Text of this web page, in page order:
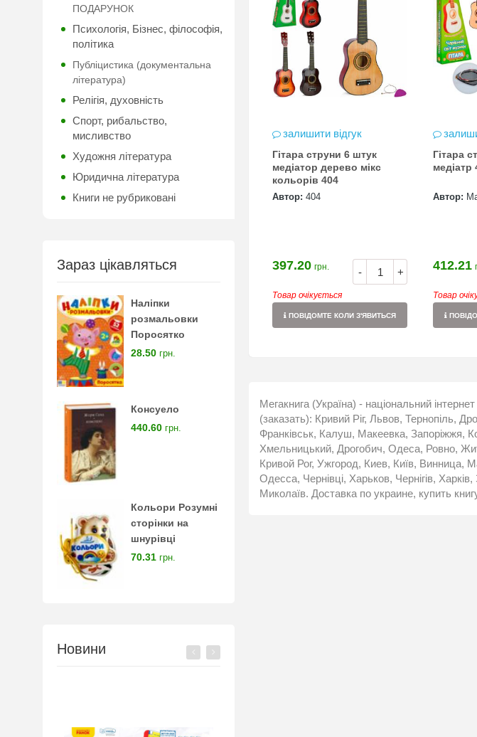
ПОДАРУНОК
Психологія, Бізнес, філософія,
політика
Публіцистика (документальна
література)
Релігія, духовність
Спорт, рибальство,
мисливство
Художня література
Юридична література
Книги не рубриковані
Зараз цікавляться
Наліпки
розмальовки
Поросятко
28.50 грн.
Консуело
440.60 грн.
Кольори Розумні
сторінки на
шнурівці
70.31 грн.
Новини
Мегакнига (Україна) - національний
(заказать): Кривий Ріг, Львов, Тернопіль,
Франківськ, Калуш, Макеевка,
Хмельницький, Дрогобич, Одеса, Ровно,
Кривой Рог, Ужгород, Киев, Київ, Винница,
Одесса, Чернівці, Харьков, Чернігів,
Миколаїв. Доставка по украине, купить
залишити відгук
Гітара струни 6 штук
медіатор дерево мікс
кольорів 404
Автор: 404
- +
397.20 грн.
Товар очікується
ПОВІДОМТЕ КОЛИ З'ЯВИТЬСЯ
Гітара
медіатр
Автор:
412.21
Товар